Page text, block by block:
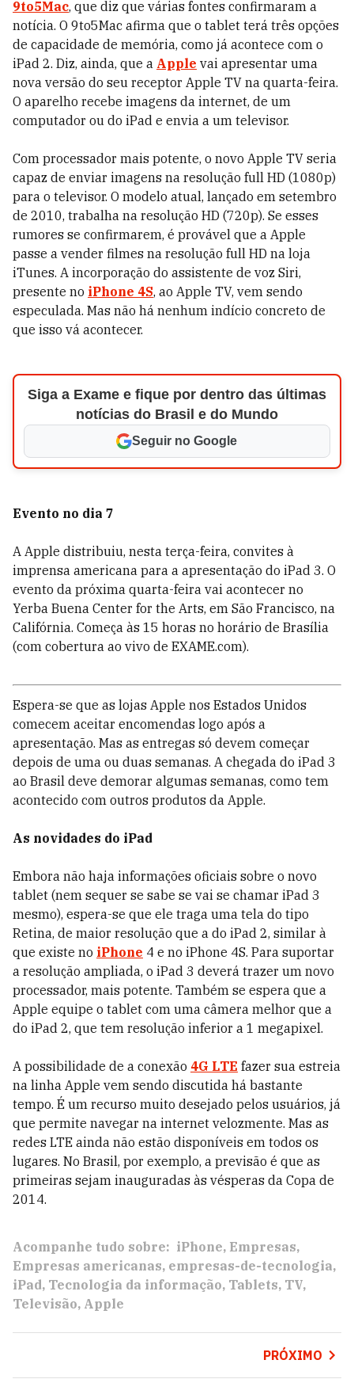
9to5Mac, que diz que várias fontes confirmaram a
notícia. O 9to5Mac afirma que o tablet terá três opções
de capacidade de memória, como já acontece com o
iPad 2. Diz, ainda, que a Apple vai apresentar uma
nova versão do seu receptor Apple TV na quarta-feira.
O aparelho recebe imagens da internet, de um
computador ou do iPad e envia a um televisor.
Com processador mais potente, o novo Apple TV seria
capaz de enviar imagens na resolução full HD (1080p)
para o televisor. O modelo atual, lançado em setembro
de 2010, trabalha na resolução HD (720p). Se esses
rumores se confirmarem, é provável que a Apple
passe a vender filmes na resolução full HD na loja
iTunes. A incorporação do assistente de voz Siri,
presente no iPhone 4S, ao Apple TV, vem sendo
especulada. Mas não há nenhum indício concreto de
que isso vá acontecer.
Siga a Exame e fique por dentro das últimas
notícias do Brasil e do Mundo
Seguir no Google
Evento no dia 7
A Apple distribuiu, nesta terça-feira, convites à
imprensa americana para a apresentação do iPad 3. O
evento da próxima quarta-feira vai acontecer no
Yerba Buena Center for the Arts, em São Francisco, na
Califórnia. Começa às 15 horas no horário de Brasília
(com cobertura ao vivo de EXAME.com).
Espera-se que as lojas Apple nos Estados Unidos
comecem aceitar encomendas logo após a
apresentação. Mas as entregas só devem começar
depois de uma ou duas semanas. A chegada do iPad 3
ao Brasil deve demorar algumas semanas, como tem
acontecido com outros produtos da Apple.
As novidades do iPad
Embora não haja informações oficiais sobre o novo
tablet (nem sequer se sabe se vai se chamar iPad 3
mesmo), espera-se que ele traga uma tela do tipo
Retina, de maior resolução que a do iPad 2, similar à
que existe no iPhone 4 e no iPhone 4S. Para suportar
a resolução ampliada, o iPad 3 deverá trazer um novo
processador, mais potente. Também se espera que a
Apple equipe o tablet com uma câmera melhor que a
do iPad 2, que tem resolução inferior a 1 megapixel.
A possibilidade de a conexão 4G LTE fazer sua estreia
na linha Apple vem sendo discutida há bastante
tempo. É um recurso muito desejado pelos usuários, já
que permite navegar na internet velozmente. Mas as
redes LTE ainda não estão disponíveis em todos os
lugares. No Brasil, por exemplo, a previsão é que as
primeiras sejam inauguradas às vésperas da Copa de
2014.
Acompanhe tudo sobre: iPhone Empresas
Empresas americanas empresas-de-tecnologia
iPad Tecnologia da informação Tablets TV
Televisão Apple
PRÓXIMO